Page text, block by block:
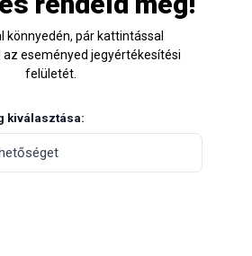
könnyedén, pár kattintással
az eseményed jegyértékesítési
felületét.
kiválasztása: